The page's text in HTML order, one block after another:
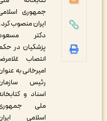
جمهوری اسلامی
ایران منصوب کرد.
دکتر مسعود
پزشکیان در حکم
انتصاب غلامرضا
امیرخانی به عنوان
رئیس سازمان
اسناد و کتابخانه
ملی جمهوری
اسلامی ایران